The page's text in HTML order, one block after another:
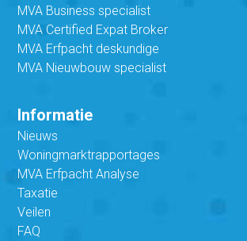
MVA Business specialist
MVA Certified Expat Broker
MVA Erfpacht deskundige
MVA Nieuwbouw specialist
Informatie
Nieuws
Woningmarktrapportages
MVA Erfpacht Analyse
Taxatie
Veilen
FAQ